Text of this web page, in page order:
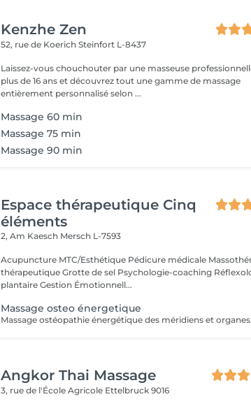
Kenzhe Zen
52, rue de KoerichSteinfort L-8437
Laissez-vous chouchouter par une masseuse
plus de 16 ans et découvrez tout une gamme de massage
entièrement personnalisé selon ...
Massage 60 min
Massage 75 min
Massage 90 min
Espace thérapeutique Cinq
éléments
2, Am Kaesch Mersch L-7593
Acupuncture MTC/Esthétique Pédicure médicale
thérapeutique Grotte de sel Psychologie-coaching
plantaire Gestion Émotionnell...
Massage osteo énergetique
Angkor Thai Massage
3, rue de l'École Agricole Ettelbruck 9016